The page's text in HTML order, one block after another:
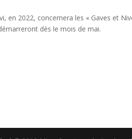
en 2022, concernera les « Gaves et
dès le mois de mai.